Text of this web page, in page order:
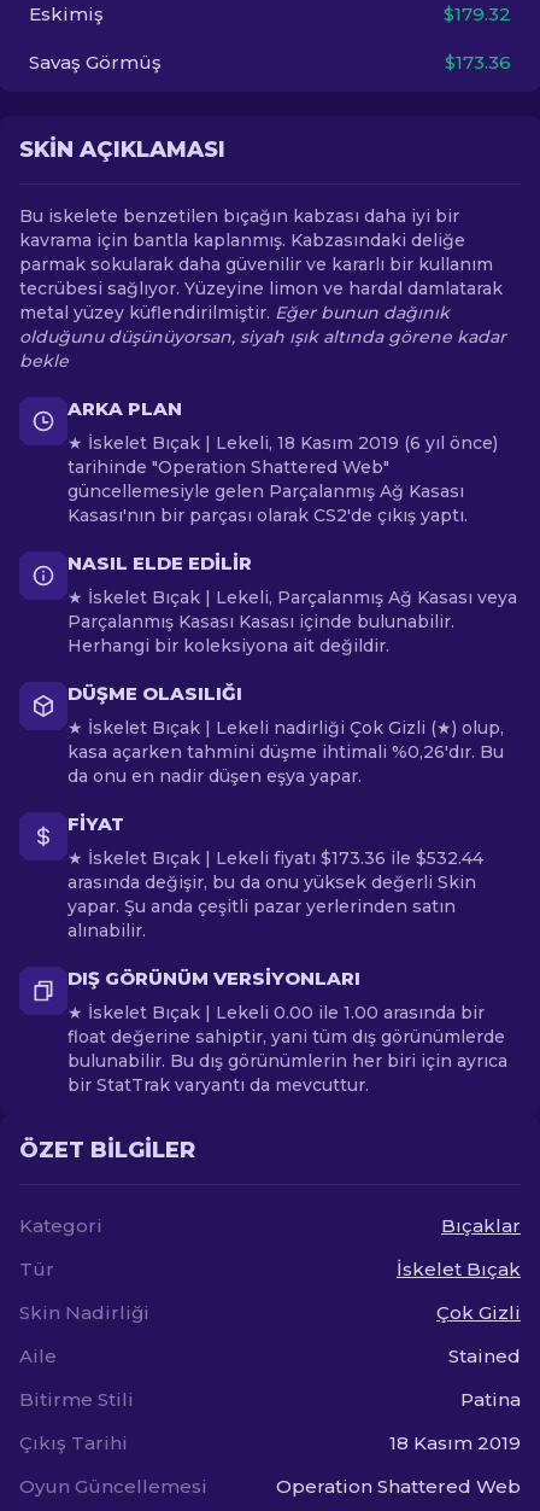
Eskimiş $179.32
Savaş Görmüş $173.36
SKIN AÇIKLAMASI
Bu iskelete benzetilen bıçağın kabzası daha iyi bir
kavrama için bantla kaplanmış. Kabzasındaki deliğe
parmak sokularak daha güvenilir ve kararlı bir kullanım
tecrübesi sağlıyor. Yüzeyine limon ve hardal damlatarak
metal yüzey küflendirilmiştir. Eğer bunun dağınık
olduğunu düşünüyorsan, siyah ışık altında görene kadar
bekle
ARKA PLAN
★ İskelet Bıçak | Lekeli, 18 Kasım 2019 (6 yıl önce)
tarihinde "Operation Shattered Web"
güncellemesiyle gelen Parçalanmış Ağ Kasası
Kasası'nın bir parçası olarak CS2'de çıkış yaptı.
NASIL ELDE EDILIR
★ İskelet Bıçak | Lekeli, Parçalanmış Ağ Kasası veya
Parçalanmış Kasası Kasası içinde bulunabilir.
Herhangi bir koleksiyona ait değildir.
DÜŞME OLASILIĞI
★ İskelet Bıçak | Lekeli nadirliği Çok Gizli (★) olup,
kasa açarken tahmini düşme ihtimali %0,26'dır. Bu
da onu en nadir düşen eşya yapar.
FIYAT
★ İskelet Bıçak | Lekeli fiyatı $173.36 ile $532.44
arasında değişir, bu da onu yüksek değerli Skin
yapar. Şu anda çeşitli pazar yerlerinden satın
alınabilir.
DIŞ GÖRÜNÜM VERSIYONLARI
★ İskelet Bıçak | Lekeli 0.00 ile 1.00 arasında bir
float değerine sahiptir, yani tüm dış görünümlerde
bulunabilir. Bu dış görünümlerin her biri için ayrıca
bir StatTrak varyantı da mevcuttur.
ÖZET BILGILER
Kategori
Bıçaklar
Tür
İskelet Bıçak
Skin Nadirliği
Çok Gizli
Aile
Stained
Bitirme Stili
Patina
Çıkış Tarihi
18 Kasım 2019
Oyun Güncellemesi
Operation Shattered Web